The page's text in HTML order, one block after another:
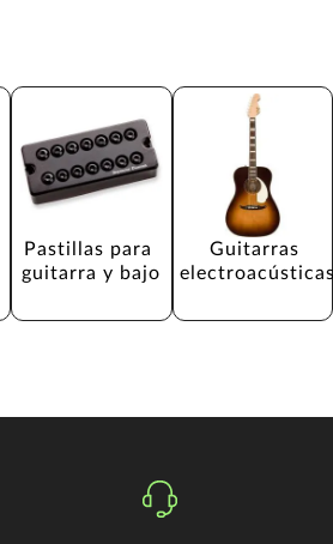
Pastillas para
guitarra y bajo
Guitarras